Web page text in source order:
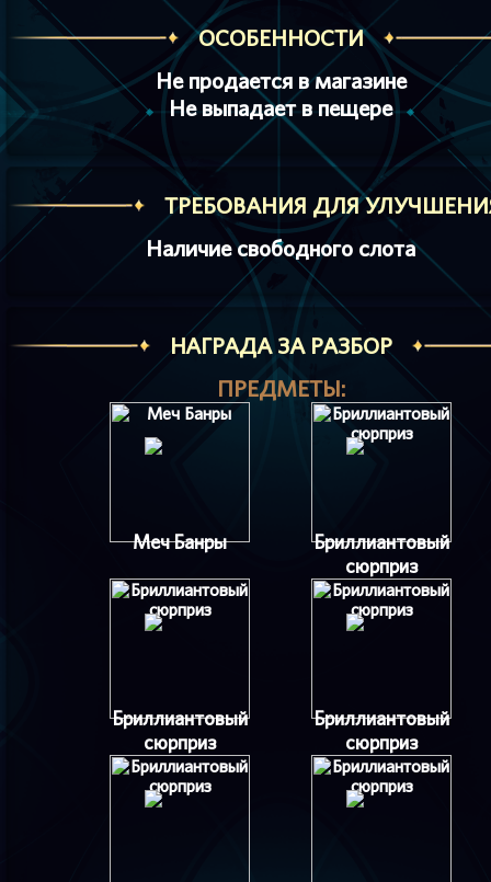
ОСОБЕННОСТИ
Не продается в магазине
Не выпадает в пещере
ТРЕБОВАНИЯ ДЛЯ
Наличие свободного слота
НАГРАДА ЗА РАЗБОР
ПРЕДМЕТЫ:
Меч Банры
Бриллиантовый
сюрприз
Бриллиантовый
сюрприз
Бриллиантовый
сюрприз